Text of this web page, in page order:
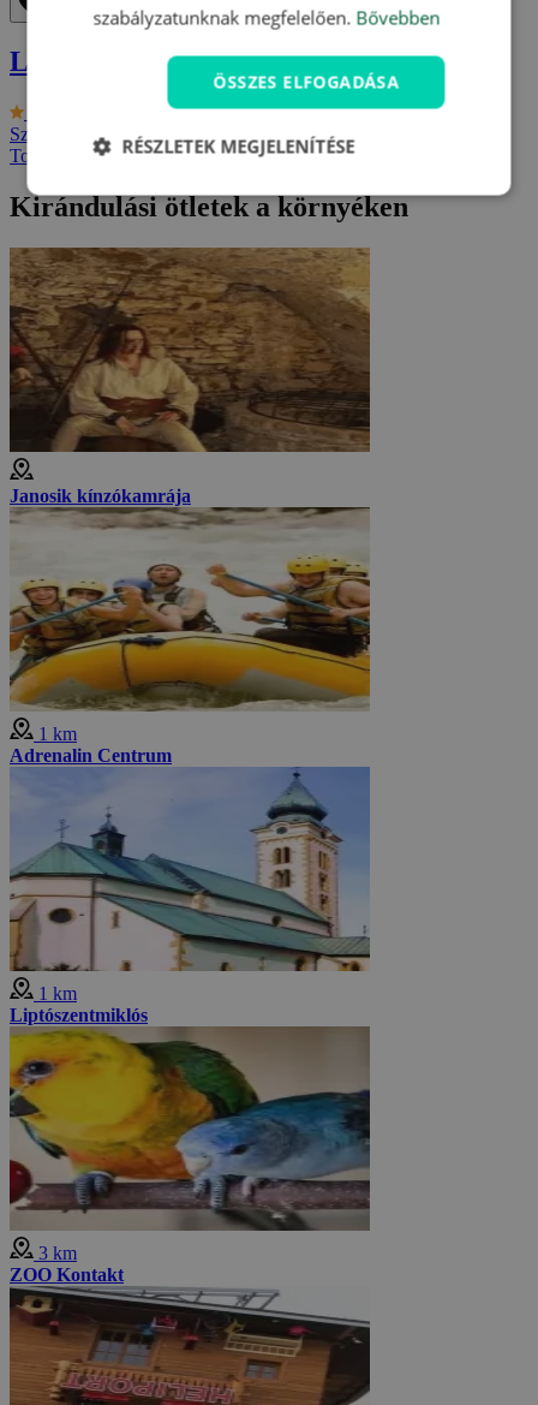
Eltávolítás a kedvencek közül Mentés a kedvencek közé
Liptószentmiklósi wellness üdülés
Hotel Strachan Family Jasná ***
Szlovákia - Tátra 2 fő részére, 3-tól 8 napig
További ajánlatok
Kirándulási ötletek a környéken
Janosik kínzókamrája
1 km
Adrenalin Centrum
1 km
Liptószentmiklós
3 km
ZOO Kontakt
szabályzatunknak megfelelően. Bővebben
ÖSSZES ELFOGADÁSA
RÉSZLETEK MEGJELENÍTÉSE